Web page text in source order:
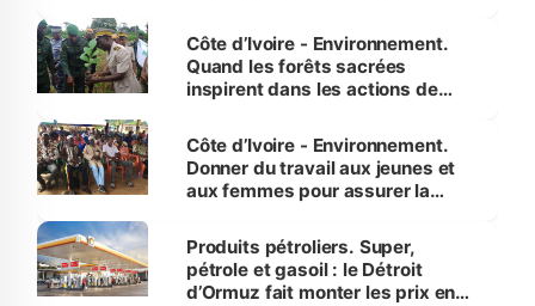
Côte d’Ivoire - Environnement.
Quand les forêts sacrées
inspirent dans les actions de
Côte d’Ivoire - Environnement.
Donner du travail aux jeunes et
aux femmes pour assurer la
menacées
Produits pétroliers. Super,
pétrole et gasoil : le Détroit
d’Ormuz fait monter les prix en